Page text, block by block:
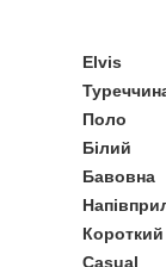
Elvis
Поло
Білий
Бавовна
Короткий
Casual